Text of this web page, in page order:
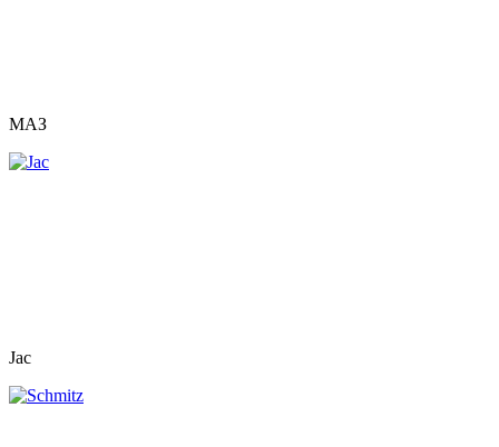
МАЗ
Jac